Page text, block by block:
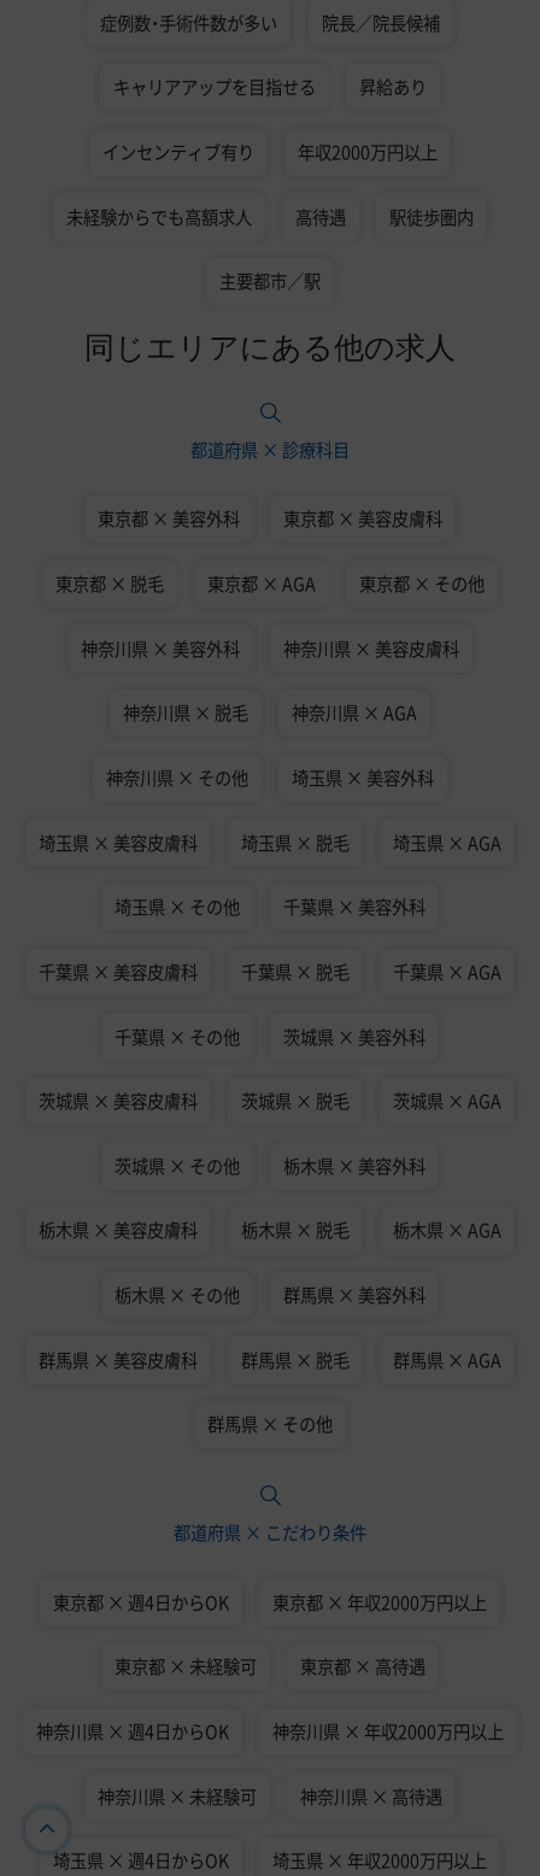
症例数・手術件数が多い 院長／院長候補
キャリアアップを目指せる 昇給あり
インセンティブ有り 年収2000万円以上
未経験からでも高額求人 高待遇 駅徒歩圏内
主要都市／駅
同じエリアにある他の求人
都道府県 × 診療科目
東京都 × 美容外科 東京都 × 美容皮膚科
東京都 × 脱毛 東京都 × AGA 東京都 × その他
神奈川県 × 美容外科 神奈川県 × 美容皮膚科
神奈川県 × 脱毛 神奈川県 × AGA
神奈川県 × その他 埼玉県 × 美容外科
埼玉県 × 美容皮膚科 埼玉県 × 脱毛 埼玉県 × AGA
埼玉県 × その他 千葉県 × 美容外科
千葉県 × 美容皮膚科 千葉県 × 脱毛 千葉県 × AGA
千葉県 × その他 茨城県 × 美容外科
茨城県 × 美容皮膚科 茨城県 × 脱毛 茨城県 × AGA
茨城県 × その他 栃木県 × 美容外科
栃木県 × 美容皮膚科 栃木県 × 脱毛 栃木県 × AGA
栃木県 × その他 群馬県 × 美容外科
群馬県 × 美容皮膚科 群馬県 × 脱毛 群馬県 × AGA
群馬県 × その他
都道府県 × こだわり条件
東京都 × 週4日からOK 東京都 × 年収2000万円以上
東京都 × 未経験可 東京都 × 高待遇
神奈川県 × 週4日からOK 神奈川県 × 年収2000万円以上
神奈川県 × 未経験可 神奈川県 × 高待遇
埼玉県 × 週4日からOK 埼玉県 × 年収2000万円以上